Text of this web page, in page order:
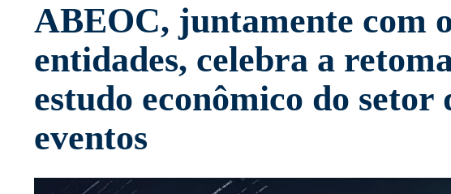
ABEOC, juntamente com
entidades, celebra a
estudo econômico do setor
eventos